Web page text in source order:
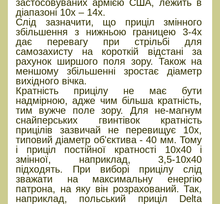
застосовуваних армією США, лежить в
діапазоні 10х – 14х.
Слід зазначити, що приціл змінного
збільшення з нижньою границею 3-4х
дає перевагу при стрільбі для
самозахисту на короткій відстані за
рахунок ширшого поля зору. Також на
меншому збільшенні зростає діаметр
вихідного вічка.
Кратність прицілу не має бути
надмірною, адже чим більша кратність,
тим вужче поле зору. Для не-магнум
снайперських гвинтівок кратність
прицілів зазвичай не перевищує 10х,
типовий діаметр об'єктива - 40 мм. Тому
і приціл постійної кратності 10х40 і
змінної, наприклад, 3,5-10х40
підходять. При виборі прицілу слід
зважати на максимальну енергію
патрона, на яку він розрахований. Так,
наприклад, польський приціл Delta